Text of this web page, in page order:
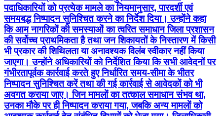
पदाधिकारियों को प्रत्येक मामले का नियमानुसार, पारदर्शी एवं
समयबद्ध निष्पादन सुनिश्चित करने का निर्देश दिया। उन्होंने कहा
कि आम नागरिकों की समस्याओं का त्वरित समाधान जिला प्रशासन
की सर्वोच्च प्राथमिकता है तथा जन शिकायतों के निस्तारण में किसी
भी प्रकार की शिथिलता या अनावश्यक विलंब स्वीकार नहीं किया
जाएगा। उन्होंने अधिकारियों को निर्देशित किया कि सभी आवेदनों पर
गंभीरतापूर्वक कार्रवाई करते हुए निर्धारित समय-सीमा के भीतर
निष्पादन सुनिश्चित करें तथा की गई कार्रवाई से आवेदकों को भी
अवगत कराया जाए। जिन मामलों का तत्काल समाधान संभव था,
उनका मौके पर ही निष्पादन कराया गया, जबकि अन्य मामलों को